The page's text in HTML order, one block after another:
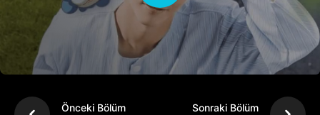
Önceki Bölüm Sonraki Bölüm